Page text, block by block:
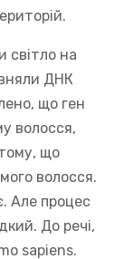
світло на
ДНК
що ген
волосся,
що
волосся.
Але процес
До речі,
sapiens.